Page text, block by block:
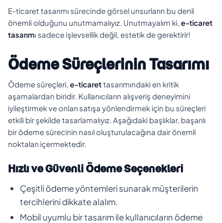
E-ticaret tasarımı sürecinde görsel unsurların bu denli
önemli olduğunu unutmamalıyız. Unutmayalım ki, e-ticaret
tasarımı sadece işlevsellik değil, estetik de gerektirir!
Ödeme Süreçlerinin Tasarımı
Ödeme süreçleri, e-ticarettasarımındaki en kritik
aşamalardan biridir. Kullanıcıların alışveriş deneyimini
iyileştirmek ve onları satışa yönlendirmek için bu süreçleri
etkili bir şekilde tasarlamalıyız. Aşağıdaki başlıklar, başarılı
bir ödeme sürecinin nasıl oluşturulacağına dair önemli
noktaları içermektedir.
Hızlı ve Güvenli Ödeme Seçenekleri
Çeşitli ödeme yöntemleri sunarak müşterilerin
tercihlerini dikkate alalım.
Mobil uyumlu bir tasarım ile kullanıcıların ödeme